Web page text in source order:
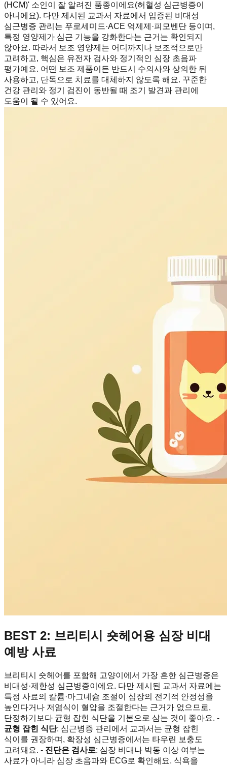
(HCM)' 소인이 잘 알려진 품종이에요(허혈성 심근병증이
아니에요). 다만 제시된 교과서 자료에서 입증된 비대성
심근병증 관리는 푸로세미드·ACE 억제제·피모벤단 등이며,
특정 영양제가 심근 기능을 강화한다는 근거는 확인되지
않아요. 따라서 보조 영양제는 어디까지나 보조적으로만
고려하고, 핵심은 유전자 검사와 정기적인 심장 초음파
평가예요. 어떤 보조 제품이든 반드시 수의사와 상의한 뒤
사용하고, 단독으로 치료를 대체하지 않도록 해요. 꾸준한
건강 관리와 정기 검진이 동반될 때 조기 발견과 관리에
도움이 될 수 있어요.
BEST 2: 브리티시 숏헤어용 심장 비대
예방 사료
브리티시 숏헤어를 포함해 고양이에서 가장 흔한 심근병증은
비대성·제한성 심근병증이에요. 다만 제시된 교과서 자료에는
특정 사료의 칼륨·마그네슘 조절이 심장의 전기적 안정성을
높인다거나 저염식이 혈압을 조절한다는 근거가 없으므로,
단정하기보다 균형 잡힌 식단을 기본으로 삼는 것이 좋아요. -
균형 잡힌 식단: 심근병증 관리에서 교과서는 균형 잡힌
식이를 권장하며, 확장성 심근병증에서는 타우린 보충도
고려돼요. - 진단은 검사로: 심장 비대나 박동 이상 여부는
사료가 아니라 심장 초음파와 ECG로 확인해요. 식욕을